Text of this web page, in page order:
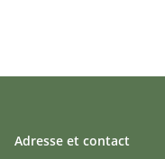
Adresse et contact